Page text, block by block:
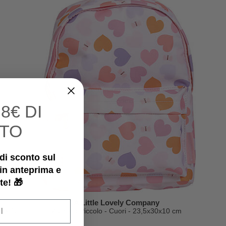
10
A Little Lovely Company
Zainetto Piccolo - Cuori - 23,5x30x10 cm
8€ DI
sconto sul
anteprima e
🎁